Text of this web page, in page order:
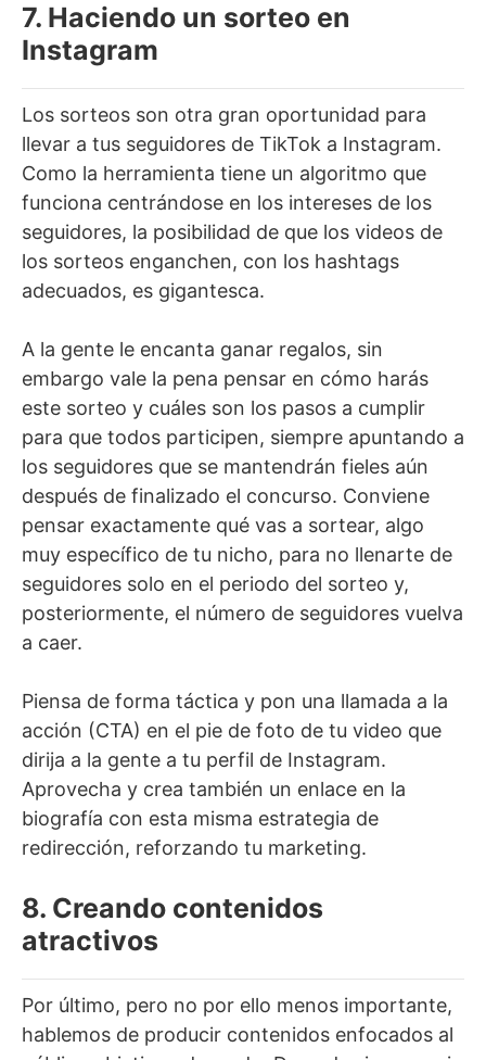
7. Haciendo un sorteo en
Instagram
Los sorteos son otra gran oportunidad para
llevar a tus seguidores de TikTok a Instagram.
Como la herramienta tiene un algoritmo que
funciona centrándose en los intereses de los
seguidores, la posibilidad de que los videos de
los sorteos enganchen, con los hashtags
adecuados, es gigantesca.
A la gente le encanta ganar regalos, sin
embargo vale la pena pensar en cómo harás
este sorteo y cuáles son los pasos a cumplir
para que todos participen, siempre apuntando a
los seguidores que se mantendrán fieles aún
después de finalizado el concurso. Conviene
pensar exactamente qué vas a sortear, algo
muy específico de tu nicho, para no llenarte de
seguidores solo en el periodo del sorteo y,
posteriormente, el número de seguidores vuelva
a caer.
Piensa de forma táctica y pon una llamada a la
acción (CTA) en el pie de foto de tu video que
dirija a la gente a tu perfil de Instagram.
Aprovecha y crea también un enlace en la
biografía con esta misma estrategia de
redirección, reforzando tu marketing.
8. Creando contenidos
atractivos
Por último, pero no por ello menos importante,
hablemos de producir contenidos enfocados al